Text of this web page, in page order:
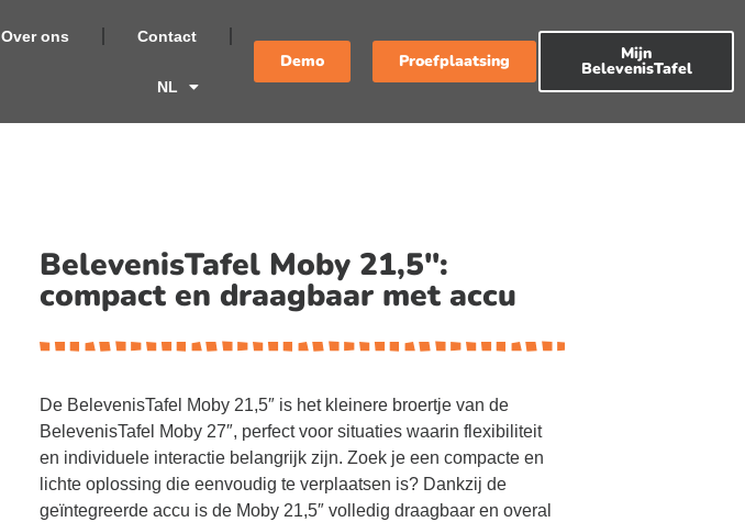
Over ons Contact
NL
Demo Proefplaatsing Mijn
BelevenisTafel
BelevenisTafel Moby 21,5":
compact en draagbaar met accu
De BelevenisTafel Moby 21,5″ is het kleinere broertje van de
BelevenisTafel Moby 27″, perfect voor situaties waarin flexibiliteit
en individuele interactie belangrijk zijn. Zoek je een compacte en
lichte oplossing die eenvoudig te verplaatsen is? Dankzij de
geïntegreerde accu is de Moby 21,5″ volledig draagbaar en overal